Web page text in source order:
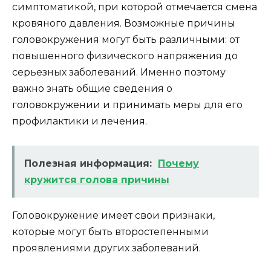
симптоматикой, при которой отмечается смена
кровяного давления. Возможные причины
головокружения могут быть различными: от
повышенного физического напряжения до
серьезных заболеваний. Именно поэтому
важно знать общие сведения о
головокружении и принимать меры для его
профилактики и лечения.
Полезная информация: Почему
кружится голова причины
Головокружение имеет свои признаки,
которые могут быть второстепенными
проявлениями других заболеваний.